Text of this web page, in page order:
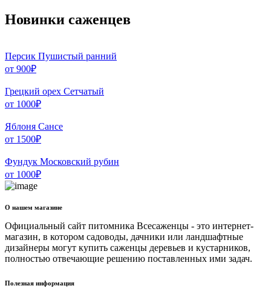
Новинки саженцев
Персик Пушистый ранний
от 900₽
Грецкий орех Сетчатый
от 1000₽
Яблоня Сансе
от 1500₽
Фундук Московский рубин
от 1000₽
О нашем магазине
Официальный сайт питомника Всесаженцы - это интернет-
магазин, в котором садоводы, дачники или ландшафтные
дизайнеры могут купить саженцы деревьев и кустарников,
полностью отвечающие решению поставленных ими задач.
Полезная информация